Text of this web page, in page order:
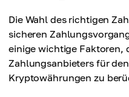
Die Wahl des richtigen
sicheren
einige wichtige Faktoren,
Zahlungsanbieters für
Kryptowährungen zu